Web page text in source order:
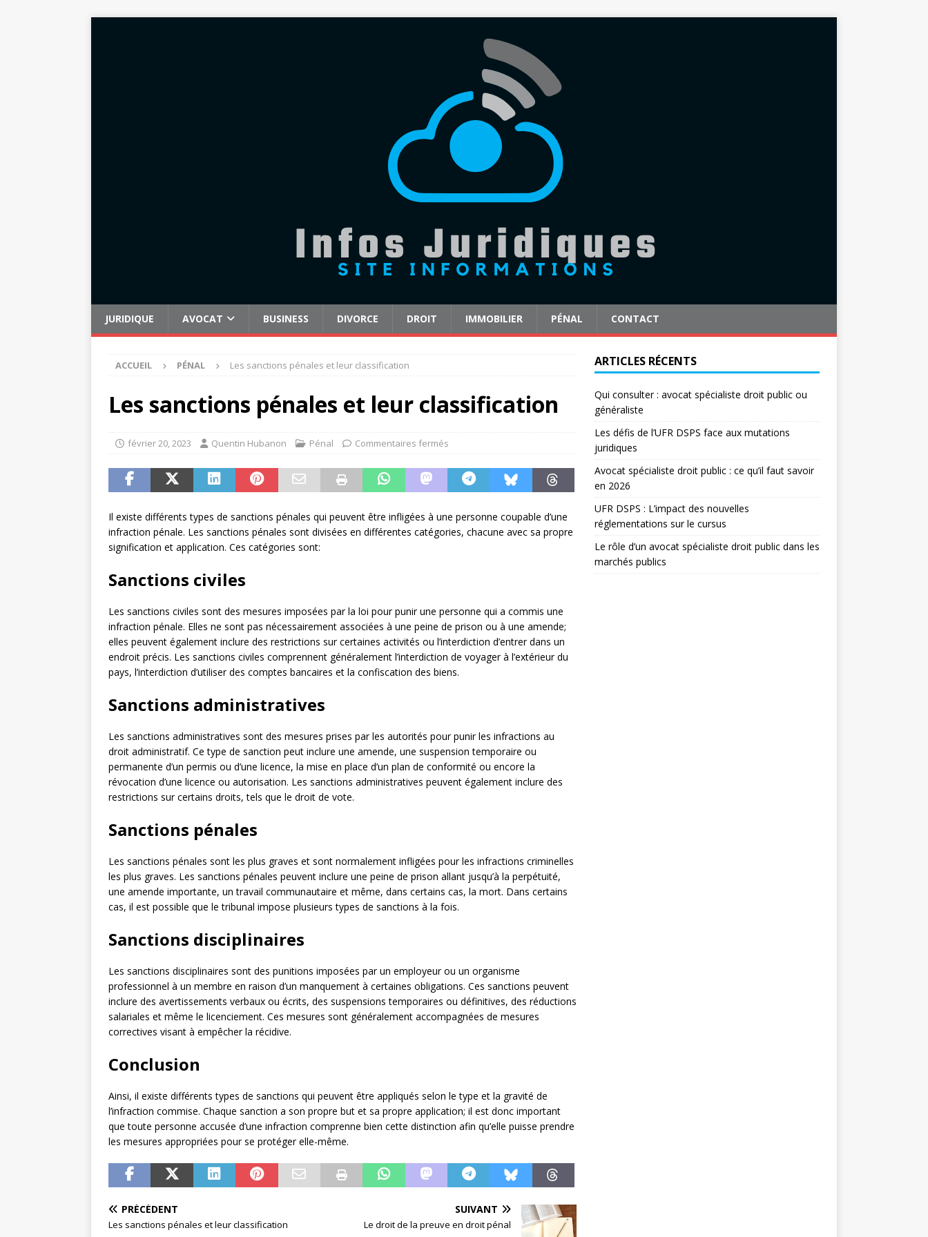
JURIDIQUE AVOCAT BUSINESS DIVORCE DROIT IMMOBILIER PÉNAL CONTACT
ACCUEIL PÉNAL Les sanctions pénales et leur classification
Les sanctions pénales et leur classification
février 20, 2023 Quentin Hubanon Pénal Commentaires fermés
Il existe différents types de sanctions pénales qui peuvent être infligées à une personne coupable d’une
infraction pénale. Les sanctions pénales sont divisées en différentes catégories, chacune avec sa propre
signification et application. Ces catégories sont:
Sanctions civiles
Les sanctions civiles sont des mesures imposées par la loi pour punir une personne qui a commis une
infraction pénale. Elles ne sont pas nécessairement associées à une peine de prison ou à une amende;
elles peuvent également inclure des restrictions sur certaines activités ou l’interdiction d’entrer dans un
endroit précis. Les sanctions civiles comprennent généralement l’interdiction de voyager à l’extérieur du
pays, l’interdiction d’utiliser des comptes bancaires et la confiscation des biens.
Sanctions administratives
Les sanctions administratives sont des mesures prises par les autorités pour punir les infractions au
droit administratif. Ce type de sanction peut inclure une amende, une suspension temporaire ou
permanente d’un permis ou d’une licence, la mise en place d’un plan de conformité ou encore la
révocation d’une licence ou autorisation. Les sanctions administratives peuvent également inclure des
restrictions sur certains droits, tels que le droit de vote.
Sanctions pénales
Les sanctions pénales sont les plus graves et sont normalement infligées pour les infractions criminelles
les plus graves. Les sanctions pénales peuvent inclure une peine de prison allant jusqu’à la perpétuité,
une amende importante, un travail communautaire et même, dans certains cas, la mort. Dans certains
cas, il est possible que le tribunal impose plusieurs types de sanctions à la fois.
Sanctions disciplinaires
Les sanctions disciplinaires sont des punitions imposées par un employeur ou un organisme
professionnel à un membre en raison d’un manquement à certaines obligations. Ces sanctions peuvent
inclure des avertissements verbaux ou écrits, des suspensions temporaires ou définitives, des réductions
salariales et même le licenciement. Ces mesures sont généralement accompagnées de mesures
correctives visant à empêcher la récidive.
Conclusion
Ainsi, il existe différents types de sanctions qui peuvent être appliqués selon le type et la gravité de
l’infraction commise. Chaque sanction a son propre but et sa propre application; il est donc important
que toute personne accusée d’une infraction comprenne bien cette distinction afin qu’elle puisse prendre
les mesures appropriées pour se protéger elle-même.
PRÉCÉDENT
Les sanctions pénales et leur classification
SUIVANT
Le droit de la preuve en droit pénal
ARTICLES RÉCENTS
Qui consulter : avocat spécialiste droit public ou
généraliste
Les défis de l’UFR DSPS face aux mutations
juridiques
Avocat spécialiste droit public : ce qu’il faut savoir
en 2026
UFR DSPS : L’impact des nouvelles
réglementations sur le cursus
Le rôle d’un avocat spécialiste droit public dans les
marchés publics